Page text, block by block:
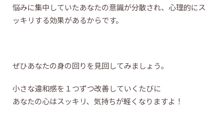
悩みに集中していたあなたの意識が分散され、心理的にス
ッキリする効果があるからです。
ぜひあなたの身の回りを見回してみましょう。
小さな違和感を１つずつ改善していくたびに
あなたの心はスッキリ、気持ちが軽くなりますよ！